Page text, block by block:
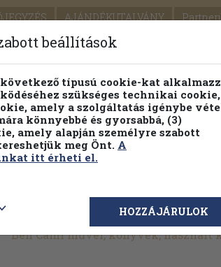
AJÁNDÉKUTALVÁNY
ÁRAINK FENNTARTHATÓ
Részletes kereső Témaköri fa
Ben Cami művei, könyvek, használt
beállítások
típusú cookie-kat
szükséges technikai
amely a szolgáltatás igénybe
könnyebbé és gyorsabbá, (3)
amely alapján személyre szabott
meg Önt. A
itt érheti el.
HOZZÁJÁRULOK